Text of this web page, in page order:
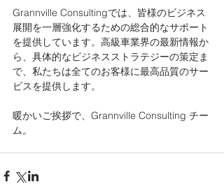
Grannville Consultingでは、皆様のビジネス
展開を一層強化するための総合的なサポート
を提供しています。高級車業界の最新情報か
ら、具体的なビジネスストラテジーの策定ま
で、私たちは全てのお客様に最高品質のサー
ビスを提供します。
暖かいご挨拶で、Grannville Consulting チー
ム。